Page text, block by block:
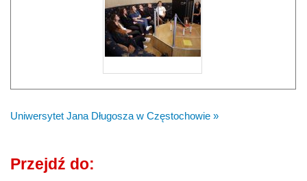
Uniwersytet Jana Długosza w Częstochowie »
Przejdź do: